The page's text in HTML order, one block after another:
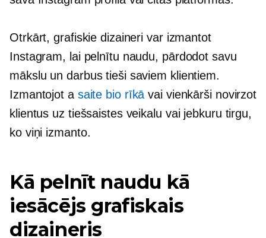
Otrkārt, grafiskie dizaineri var izmantot
Instagram, lai pelnītu naudu, pārdodot savu
mākslu un darbus tieši saviem klientiem.
Izmantojot a saite bio rīkā vai vienkārši novirzot
klientus uz tiešsaistes veikalu vai jebkuru tirgu,
ko viņi izmanto.
Kā pelnīt naudu kā
iesācējs grafiskais
dizaineris